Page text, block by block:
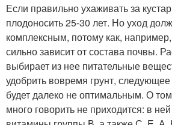
Если правильно ухаживать за
плодоносить 25-30 лет. Но уход
комплексным, потому как,
сильно зависит от состава почвы.
выбирает из нее питательные
удобрить вовремя грунт,
будет далеко не оптимальным. О
много говорить не приходится: в